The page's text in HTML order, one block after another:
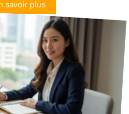
savoir plus